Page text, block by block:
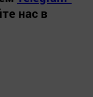
нас в